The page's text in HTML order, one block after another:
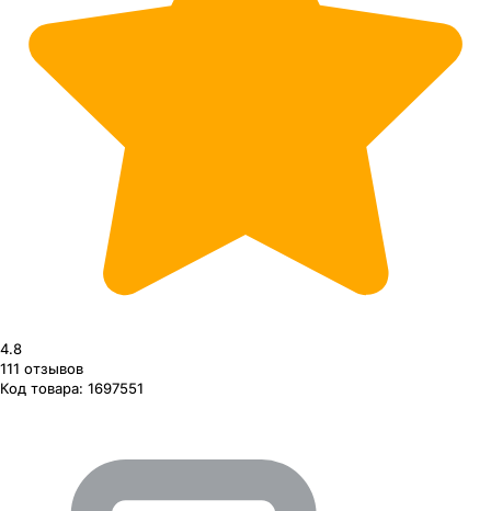
4.8
111 отзывов
Код товара: 1697551